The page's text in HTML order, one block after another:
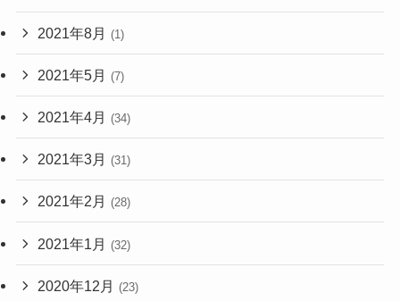
2021年8月 (1)
2021年5月 (7)
2021年4月 (34)
2021年3月 (31)
2021年2月 (28)
2021年1月 (32)
2020年12月 (23)